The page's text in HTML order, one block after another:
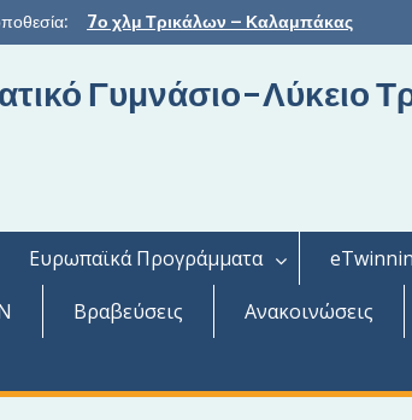
7ο χλμ Τρικάλων – Καλαμπάκας
Γυμνάσιο-Λύκειο
Ευρωπαϊκά Προγράμματα
Βραβεύσεις Ανακοινώσεις